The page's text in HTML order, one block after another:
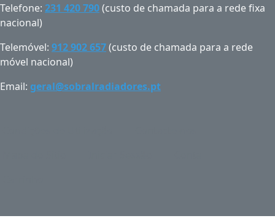
Telefone: 231 420 790(custo de chamada para a rede fixa
nacional)
Telemóvel: 912 902 657(custo de chamada para a rede
móvel nacional)
Email: geral@sobralradiadores.pt